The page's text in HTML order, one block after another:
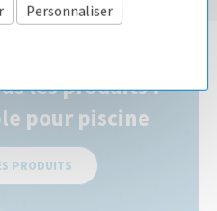
les produits :
pour piscine
PRODUITS
Personnaliser